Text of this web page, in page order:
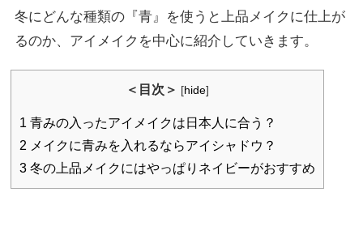
冬にどんな種類の『青』を使うと上品メイクに仕上が
るのか、アイメイクを中心に紹介していきます。
＜目次＞ [hide]
1 青みの入ったアイメイクは日本人に合う？
2 メイクに青みを入れるならアイシャドウ？
3 冬の上品メイクにはやっぱりネイビーがおすすめ